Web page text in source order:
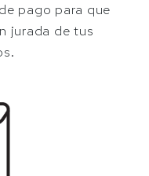
pago para que
jurada de tus